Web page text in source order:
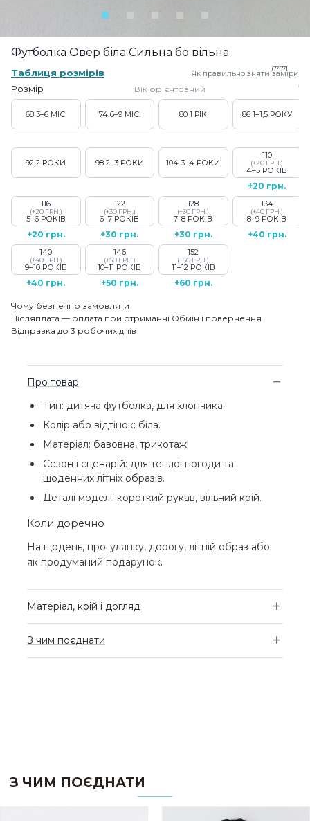
Футболка Овер біла Сильна бо вільна
67571
Таблиця розмірів Як правильно зняти заміри
Розмір Вік орієнтовний
68 3–6 МІС. 74 6–9 МІС. 80 1 РІК 86 1–1,5 РОКУ
92 2 РОКИ 98 2–3 РОКИ 104 3–4 РОКИ
110
(+20 ГРН.)
4–5 РОКІВ
+20 грн.
116
(+20 ГРН.)
5–6 РОКІВ
+20 грн.
122
(+30 ГРН.)
6–7 РОКІВ
+30 грн.
128
(+30 ГРН.)
7–8 РОКІВ
+30 грн.
134
(+40 ГРН.)
8–9 РОКІВ
+40 грн.
140
(+40 ГРН.)
9–10 РОКІВ
+40 грн.
146
(+50 ГРН.)
10–11 РОКІВ
+50 грн.
152
(+60 ГРН.)
11–12 РОКІВ
+60 грн.
Чому безпечно замовляти
Післяплата — оплата при отриманні Обмін і повернення
Відправка до 3 робочих днів
Про товар
Тип: дитяча футболка, для хлопчика.
Колір або відтінок: біла.
Матеріал: бавовна, трикотаж.
Сезон і сценарій: для теплої погоди та
щоденних літніх образів.
Деталі моделі: короткий рукав, вільний крій.
Коли доречно
На щодень, прогулянку, дорогу, літній образ або
як продуманий подарунок.
Матеріал, крій і догляд
З чим поєднати
З ЧИМ ПОЄДНАТИ